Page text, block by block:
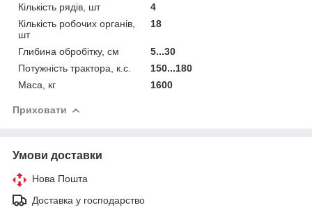
Кількість рядів, шт
4
Кількість робочих органів,
шт
18
Глибина обробітку, см
5...30
Потужність трактора, к.с.
150...180
Маса, кг
1600
Приховати
Умови доставки
Нова Пошта
Доставка у господарство